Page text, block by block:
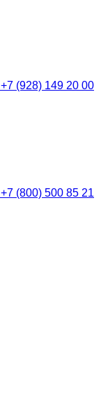
+7 (928) 149 20 00
+7 (800) 500 85 21